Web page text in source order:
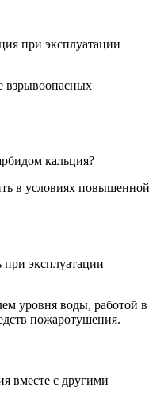
при эксплуатации
взрывоопасных
кальция?
в условиях повышенной
при эксплуатации
уровня воды, работой в
пожаротушения.
вместе с другими